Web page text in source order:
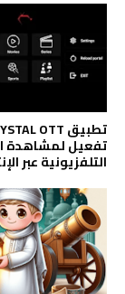
تفعيل لمشاهدة
التلفزيونية عبر